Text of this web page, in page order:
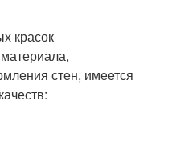
красок
стен, имеется